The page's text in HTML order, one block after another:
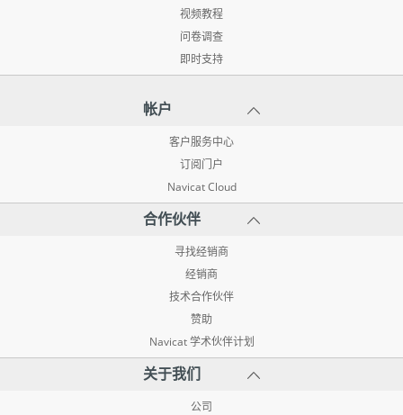
视频教程
问卷调查
即时支持
帐户
客户服务中心
订阅门户
Navicat Cloud
合作伙伴
寻找经销商
经销商
技术合作伙伴
赞助
Navicat 学术伙伴计划
关于我们
公司